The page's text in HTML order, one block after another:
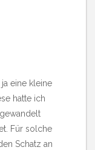
eine kleine
hatte ich
Für solche
Schatz an